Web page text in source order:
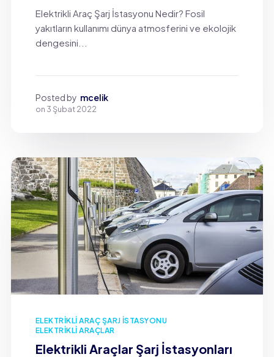
Elektrikli Araç Şarj İstasyonu Nedir? Fosil
yakıtların kullanımı dünya atmosferini ve ekolojik
dengesini...
Posted by mcelik
on 3 Şubat 2022
ELEKTRIKLI ARAÇ ŞARJ İSTASYONU
ELEKTRIKLI ARAÇLAR
Elektrikli Araçlar Şarj İstasyonları